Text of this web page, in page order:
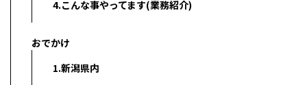
4.こんな事やってます(業務紹介)
おでかけ
1.新潟県内